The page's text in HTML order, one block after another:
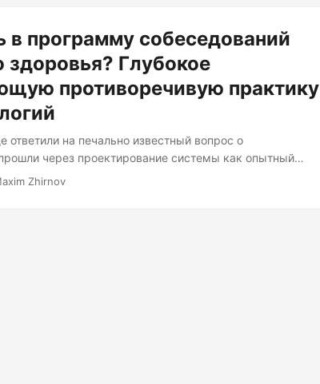
в программу собеседований
здоровья? Глубокое
противоречивую практику
ответили на печально известный вопрос о
через проектирование системы как опытный
почему вы хотите работать в ещё одной компании,
Zhirnov